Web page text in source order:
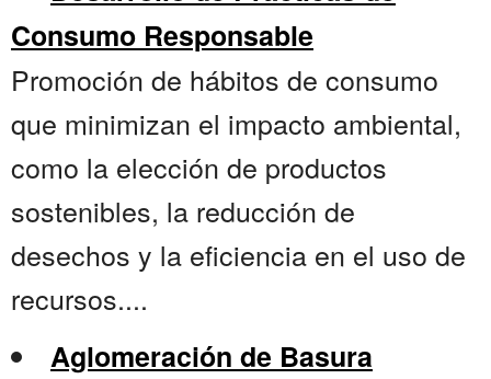
Consumo Responsable
Promoción de hábitos de consumo
que minimizan el impacto ambiental,
como la elección de productos
sostenibles, la reducción de
desechos y la eficiencia en el uso de
recursos....
Aglomeración de Basura